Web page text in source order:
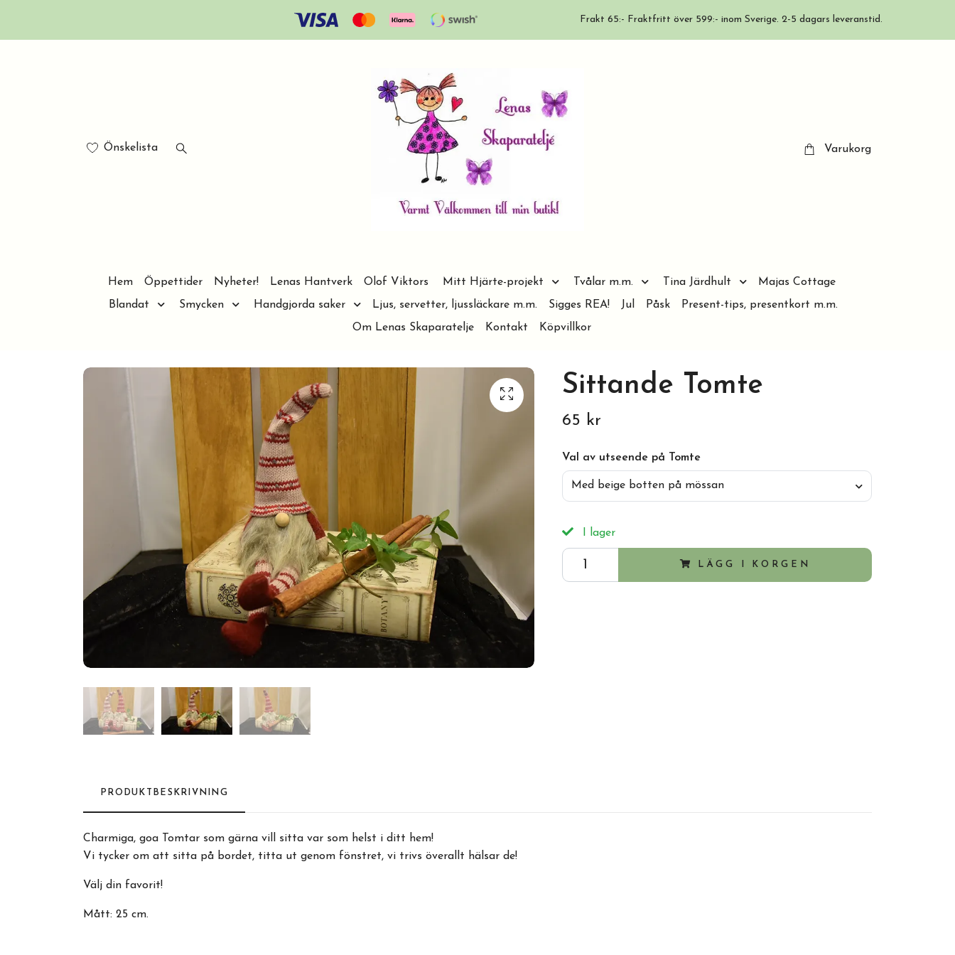
Frakt 65:- Fraktfritt över 599:- inom Sverige. 2-5 dagars leveranstid.
Önskelista Varukorg
Hem Öppettider Nyheter! Lenas Hantverk Olof Viktors Mitt Hjärte-projekt Tvålar m.m. Tina Järdhult
Majas Cottage
Blandat
Smycken Handgjorda saker Ljus, servetter, ljussläckare m.m. Sigges REA! Jul Påsk
Present-tips, presentkort m.m.
Om Lenas Skaparatelje
Kontakt Köpvillkor
Sittande Tomte
65 kr
Val av utseende på Tomte
Med beige botten på mössan
I lager
LÄGG I KORGEN
PRODUKTBESKRIVNING
Charmiga, goa Tomtar som gärna vill sitta var som helst i ditt hem!
Vi tycker om att sitta på bordet, titta ut genom fönstret, vi trivs överallt hälsar de!
Välj din favorit!
Mått: 25 cm.